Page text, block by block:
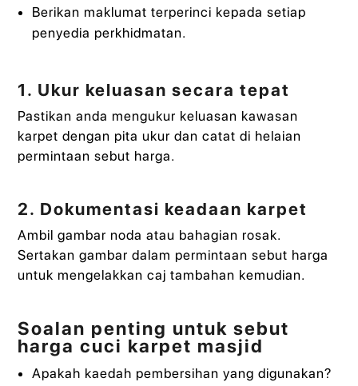
Berikan maklumat terperinci kepada setiap
penyedia perkhidmatan.
1. Ukur keluasan secara tepat
Pastikan anda mengukur keluasan kawasan
karpet dengan pita ukur dan catat di helaian
permintaan sebut harga.
2. Dokumentasi keadaan karpet
Ambil gambar noda atau bahagian rosak.
Sertakan gambar dalam permintaan sebut harga
untuk mengelakkan caj tambahan kemudian.
Soalan penting untuk sebut
harga cuci karpet masjid
Apakah kaedah pembersihan yang digunakan?